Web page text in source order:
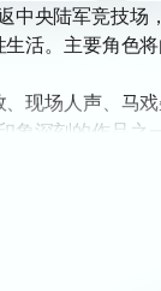
中央陆军竞技
活。主要角色
现场人声、马
深刻的作品